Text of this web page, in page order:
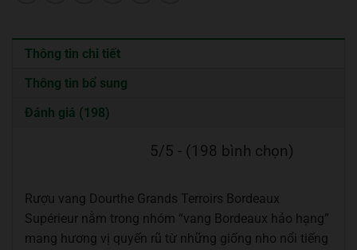
Thông tin chi tiết
Thông tin bổ sung
Đánh giá (198)
5/5 - (198 bình chọn)
Rượu vang Dourthe Grands Terroirs Bordeaux
Supérieur nằm trong nhóm “vang Bordeaux hảo hạng”
mang hương vị quyến rũ từ những giống nho nổi tiếng